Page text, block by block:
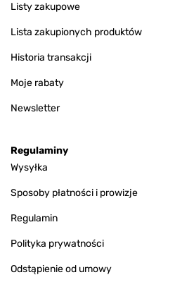
Listy zakupowe
Lista zakupionych produktów
Historia transakcji
Moje rabaty
Newsletter
Regulaminy
Wysyłka
Sposoby płatności i prowizje
Regulamin
Polityka prywatności
Odstąpienie od umowy